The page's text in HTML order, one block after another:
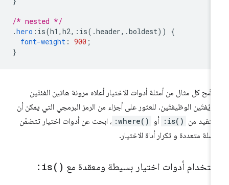
/* nested */
.hero:is ( h1, h2,: is(.header,.boldest ))
font-weight: 900
كل مثال من أمثلة أدوات الاختيار أعلاه مرونة هاتين الفئتَين
الوظيفتَين. للعثور على أجزاء من الرمز البرمجي التي يمكن أن
من :is() أو :where() ، ابحث عن أدوات اختيار تتضمّن
متعددة و تكرار أداة الاختيار.
أدوات اختيار بسيطة ومعقدة مع :is()